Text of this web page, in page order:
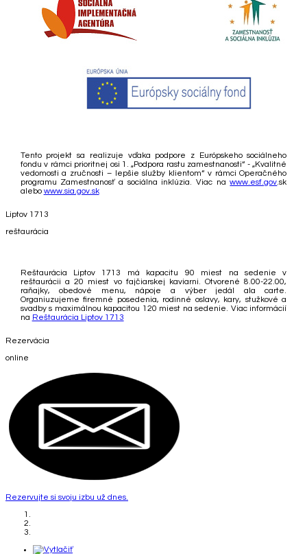
Tento projekt sa realizuje vďaka podpore z Európskeho sociálneho
fondu v rámci prioritnej osi 1. „Podpora rastu zamestnanosti“ - „Kvalitné
vedomosti a zručnosti – lepšie služby klientom“ v rámci Operačného
programu Zamestnanosť a sociálna inklúzia. Viac nawww.esf.gov.sk
alebo www.sia.gov.sk
Liptov 1713
reštaurácia
Reštaurácia Liptov 1713 má kapacitu 90 miest na sedenie v
reštaurácii a 20 miest vo fajčiarskej kaviarni. Otvorené 8.00-22.00,
raňajky, obedové menu, nápoje a výber jedál ala carte.
Organiuzujeme firemné posedenia, rodinné oslavy, kary, stužkové a
svadby s maximálnou kapacitou 120 miest na sedenie. Viac informácií
na Reštaurácia Liptov 1713
Rezervácia
online
Rezervujte si svoju izbu už dnes.